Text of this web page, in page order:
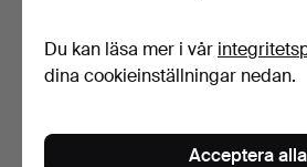
Du kan läsa mer i vår
dina cookieinställningar nedan.
Acceptera alla